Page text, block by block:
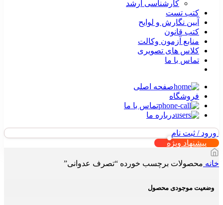
کارشناسی ارشد
کتب تست
آیین نگارش و لوایح
کتب قانون
منابع آزمون وکالت
کلاس های تصویری
تماس با ما
صفحه اصلی
فروشگاه
تماس با ما
درباره ما
ورود / ثبت نام
پیشنهاد ویژه
خانه محصولات برچسب خورده “تصرف عدوانی”
وضعیت موجودی محصول